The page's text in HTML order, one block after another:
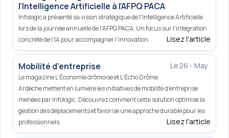
l’Intelligence Artificielle à l’AFPQ PACA
Infologic a présenté sa vision stratégique de l'Intelligence Artificielle
lors de la journée annuelle de l'AFPQ PACA. Un focus sur l'intégration
concrète de l'IA pour accompagner l'innovation.
Lisez l'article
Le 26 - May
Mobilité d’entreprise
Le magazine L’Économie drômoise et L'Écho Drôme
Ardèche mettent en lumière les initiatives de mobilité d'entreprise
menées par Infologic. Découvrez comment cette solution optimise la
gestion des déplacements et favorise une approche durable pour les
professionnels.
Lisez l'article